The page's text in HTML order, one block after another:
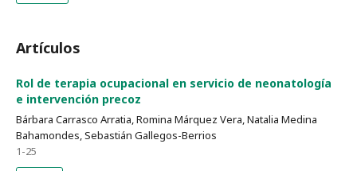
Artículos
Rol de terapia ocupacional en servicio de neonatología
e intervención precoz
Bárbara Carrasco Arratia, Romina Márquez Vera, Natalia Medina
Bahamondes, Sebastián Gallegos-Berrios
1-25